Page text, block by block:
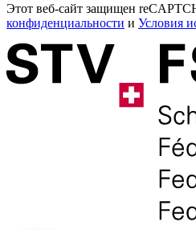
Этот веб-сайт защищен
конфиденциальности и Условия